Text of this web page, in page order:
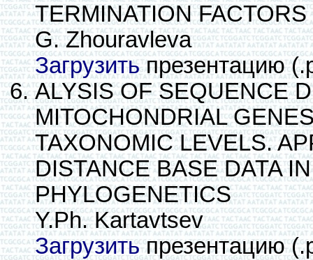
TERMINATION FACTORS
G. Zhouravleva
Загрузитьпрезентацию
ALYSIS OF SEQUENCE
MITOCHONDRIAL
TAXONOMIC LEVELS.
DISTANCE BASE DATA
PHYLOGENETICS
Y.Ph. Kartavtsev
Загрузитьпрезентацию